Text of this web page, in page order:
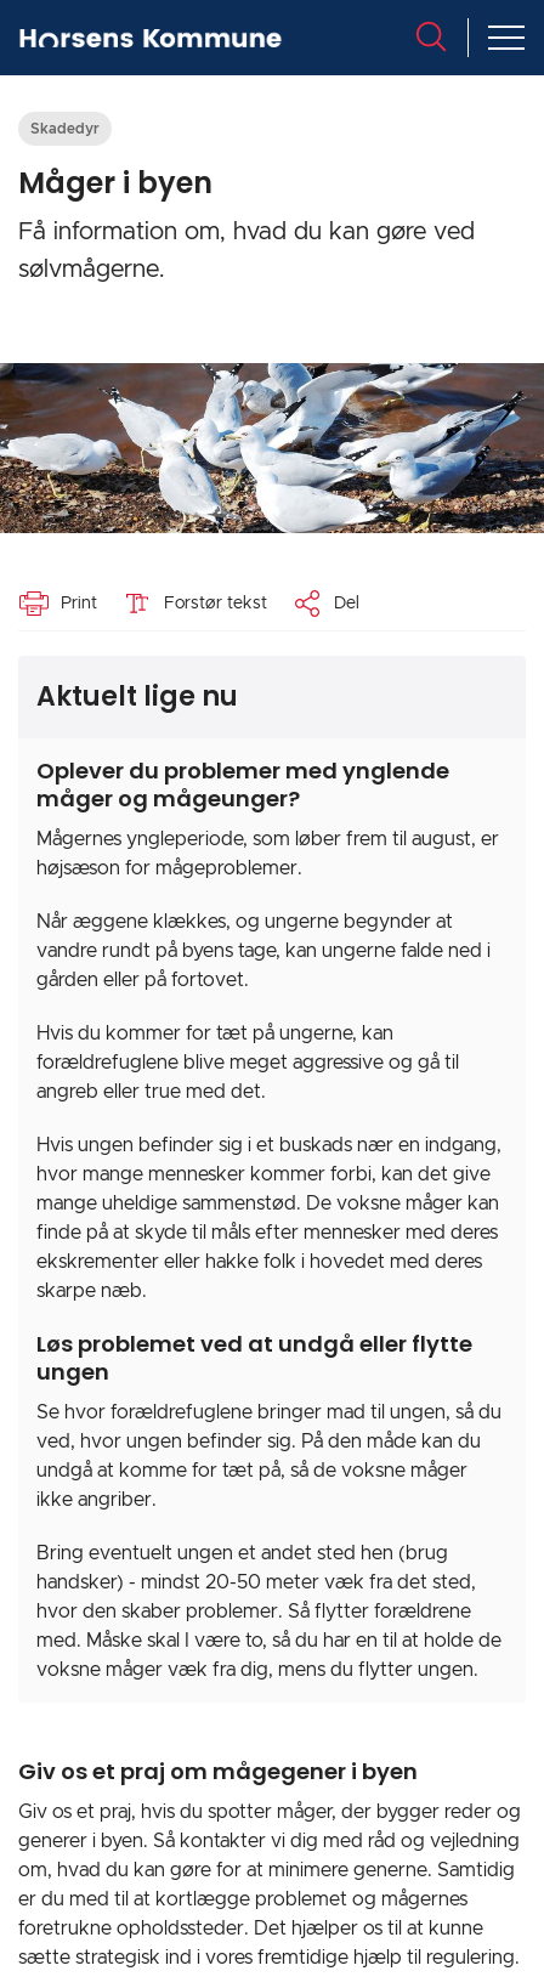
Skadedyr
Måger i byen
Få information om, hvad du kan gøre ved
sølvmågerne.
Print Forstør tekst Del
Aktuelt lige nu
Oplever du problemer med ynglende
måger og mågeunger?
Mågernes yngleperiode, som løber frem til august, er
højsæson for mågeproblemer.
Når æggene klækkes, og ungerne begynder at
vandre rundt på byens tage, kan ungerne falde ned i
gården eller på fortovet.
Hvis du kommer for tæt på ungerne, kan
forældrefuglene blive meget aggressive og gå til
angreb eller true med det.
Hvis ungen befinder sig i et buskads nær en indgang,
hvor mange mennesker kommer forbi, kan det give
mange uheldige sammenstød. De voksne måger kan
finde på at skyde til måls efter mennesker med deres
ekskrementer eller hakke folk i hovedet med deres
skarpe næb.
Løs problemet ved at undgå eller flytte
ungen
Se hvor forældrefuglene bringer mad til ungen, så du
ved, hvor ungen befinder sig. På den måde kan du
undgå at komme for tæt på, så de voksne måger
ikke angriber.
Bring eventuelt ungen et andet sted hen (brug
handsker) - mindst 20-50 meter væk fra det sted,
hvor den skaber problemer. Så flytter forældrene
med. Måske skal I være to, så du har en til at holde de
voksne måger væk fra dig, mens du flytter ungen.
Giv os et praj om mågegener i byen
Giv os et praj, hvis du spotter måger, der bygger reder og
generer i byen. Så kontakter vi dig med råd og vejledning
om, hvad du kan gøre for at minimere generne. Samtidig
er du med til at kortlægge problemet og mågernes
foretrukne opholdssteder. Det hjælper os til at kunne
sætte strategisk ind i vores fremtidige hjælp til regulering.